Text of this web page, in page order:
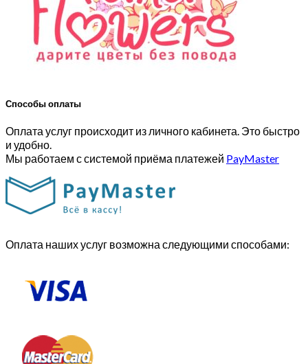
Способы оплаты
Оплата услуг происходит из личного кабинета. Это быстро
и удобно.
Мы работаем с системой приёма платежей PayMaster
Оплата наших услуг возможна следующими способами: